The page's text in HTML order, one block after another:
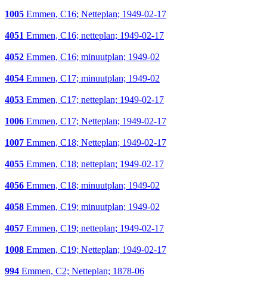
1005 Emmen, C16; Netteplan; 1949-02-17
4051 Emmen, C16; netteplan; 1949-02-17
4052 Emmen, C16; minuutplan; 1949-02
4054 Emmen, C17; minuutplan; 1949-02
4053 Emmen, C17; netteplan; 1949-02-17
1006 Emmen, C17; Netteplan; 1949-02-17
1007 Emmen, C18; Netteplan; 1949-02-17
4055 Emmen, C18; netteplan; 1949-02-17
4056 Emmen, C18; minuutplan; 1949-02
4058 Emmen, C19; minuutplan; 1949-02
4057 Emmen, C19; netteplan; 1949-02-17
1008 Emmen, C19; Netteplan; 1949-02-17
994 Emmen, C2; Netteplan; 1878-06